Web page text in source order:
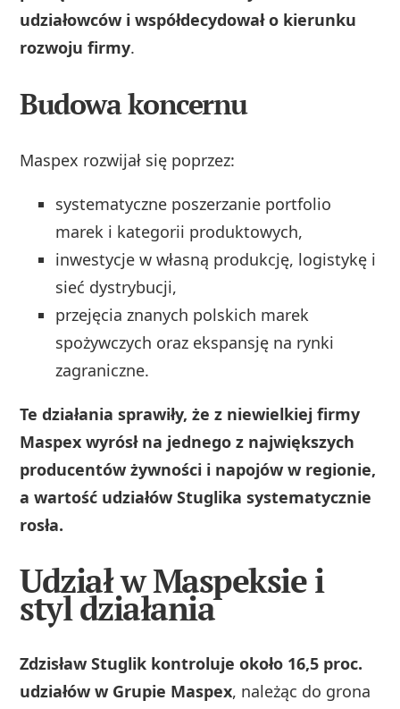
udziałowców i współdecydował o kierunku
rozwoju firmy.
Budowa koncernu
Maspex rozwijał się poprzez:
systematyczne poszerzanie portfolio
marek i kategorii produktowych,
inwestycje w własną produkcję, logistykę i
sieć dystrybucji,
przejęcia znanych polskich marek
spożywczych oraz ekspansję na rynki
zagraniczne.
Te działania sprawiły, że z niewielkiej firmy
Maspex wyrósł na jednego z największych
producentów żywności i napojów w regionie,
a wartość udziałów Stuglika systematycznie
rosła.
Udział w Maspeksie i
styl działania
Zdzisław Stuglik kontroluje około 16,5 proc.
udziałów w Grupie Maspex, należąc do grona